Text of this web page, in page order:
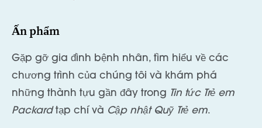
Ấn phẩm
Gặp gỡ gia đình bệnh nhân, tìm hiểu về các
chương trình của chúng tôi và khám phá
những thành tựu gần đây trong Tin tức Trẻ em
Packardtạp chí và Cập nhật Quỹ Trẻ em.